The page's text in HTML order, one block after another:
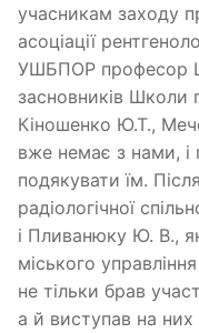
учасникам заходу
асоціації
УШБПОР професор
засновників Школи
Кіношенко Ю.Т.,
вже немає з нами, і
подякувати їм.
радіологічної
і Пливанюку Ю. В.,
міського
не тільки брав
а й виступав на